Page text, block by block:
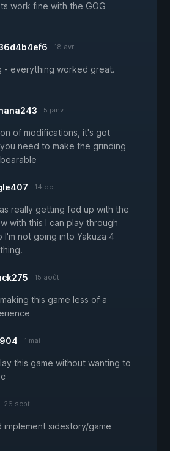
work fine with the GOG
18 avr.
- everything worked great.
5 janv.
of modifications, it's got
need to make the grinding
14 oct.
really getting fed up with the
with this I can play through
I'm not going into Yakuza 4
15 août
this game less of a
1 mai
this game without wanting to
26 sept.
implement sidestory/game